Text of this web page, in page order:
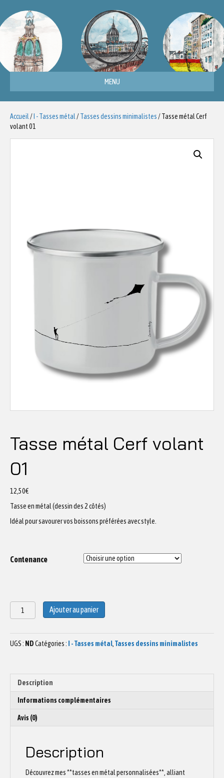
MENU
Accueil / I - Tasses métal /Tasses dessins minimalistes / Tasse métal Cerf
volant 01
Tasse métal Cerf volant
01
12,50€
Tasse en métal (dessin des 2 côtés)
Idéal pour savourer vos boissons préférées avec style.
Contenance
quantité
de
métal
Cerf
Ajouter au panier
UGS : NDCatégories : I - Tasses métal,Tasses dessins minimalistes
Description
Informations complémentaires
Avis (0)
Description
Découvrez mes **tasses en métal personnalisées**, alliant